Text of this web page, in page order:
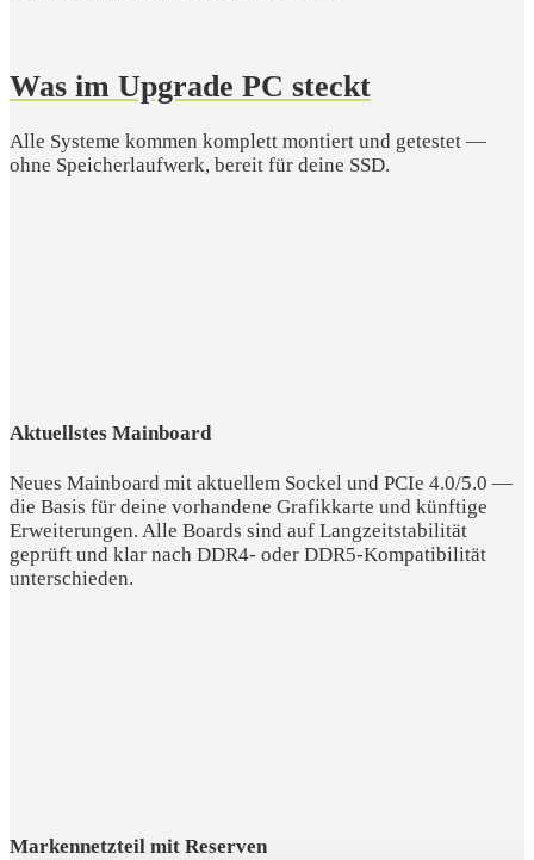
Was im Upgrade PC steckt
Alle Systeme kommen komplett montiert und getestet —
ohne Speicherlaufwerk, bereit für deine SSD.
Aktuellstes Mainboard
Neues Mainboard mit aktuellem Sockel und PCIe 4.0/5.0 —
die Basis für deine vorhandene Grafikkarte und künftige
Erweiterungen. Alle Boards sind auf Langzeitstabilität
geprüft und klar nach DDR4- oder DDR5-Kompatibilität
unterschieden.
Markennetzteil mit Reserven